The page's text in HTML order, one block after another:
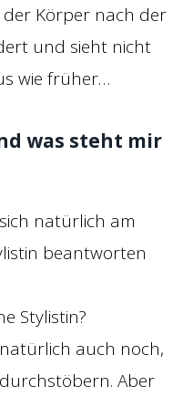
der Körper nach der
und sieht nicht
wie früher…
was steht mir
natürlich am
beantworten
Stylistin?
auch noch,
Aber